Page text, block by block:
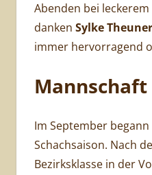
Abenden bei
danken Sylke Theuner
immer hervorragend
Mannschaft
Im September
Schachsaison. Nach
Bezirksklasse in der